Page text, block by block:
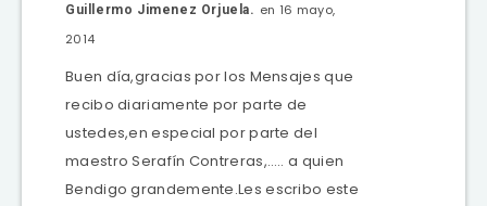
Guillermo Jimenez Orjuela. en 16 mayo,
2014
Buen día,gracias por los Mensajes que
recibo diariamente por parte de
ustedes,en especial por parte del
maestro Serafín Contreras,….. a quien
Bendigo grandemente.Les escribo este